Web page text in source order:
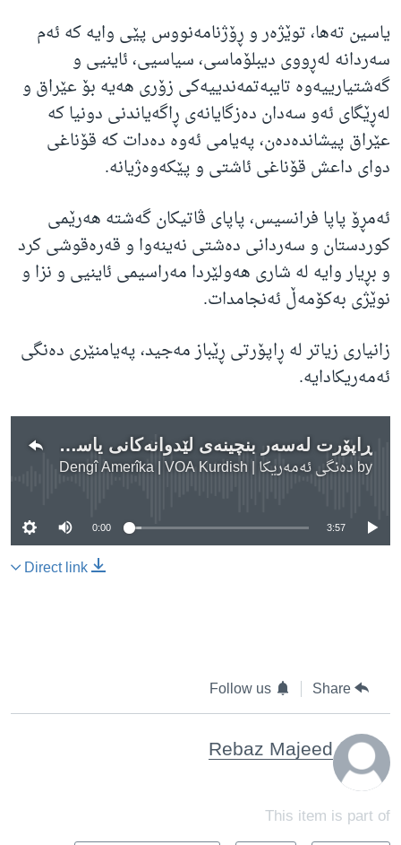
یاسین تەها، توێژەر و ڕۆژنامەنووس پێی وایە کە ئەم
سەردانە لەڕووی دیبلۆماسی، سیاسیی، ئاینیی و
گەشتیارییەوە تایبەتمەندییەکی زۆری هەیە بۆ عێراق و
لەڕێگای ئەو سەدان دەزگایانەی ڕاگەیاندنی دونیا کە
عێراق پیشاندەدەن، پەیامی ئەوە دەدات کە قۆناغی
دوای داعش قۆناغی ئاشتی و پێکەوەژیانە.
ئەمڕۆ پاپا فرانسیس، پاپای ڤاتیکان گەشتە هەرێمی
کوردستان و سەردانی دەشتی نەینەوا و قەرەقوشی کرد
و بڕیار وایە لە شاری هەولێردا مەراسیمی ئاینیی و نزا و
نوێژی بەکۆمەڵ ئەنجامدات.
زانیاری زیاتر لە ڕاپۆرتی ڕێباز مەجید، پەیامنێری دەنگی
ئەمەریکادایە.
ڕاپۆرت لەسەر بنچینەی لێدوانەکانی یاسین تەها
by دەنگی ئەمەریکا | Dengî Amerîka | VOA Kurdish
No media source currently available
0:00 3:57
Direct link
Share
Follow us
Rebaz Majeed
This item is part of